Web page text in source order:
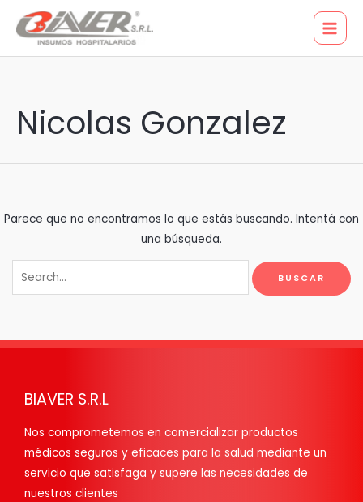
contenido
Nicolas Gonzalez
Parece que no encontramos lo que estás buscando. Intentá con
una búsqueda.
Buscar
por:
BIAVER S.R.L
Nos comprometemos en comercializar productos
médicos seguros y eficaces para la salud mediante un
servicio que satisfaga y supere las necesidades de
nuestros clientes